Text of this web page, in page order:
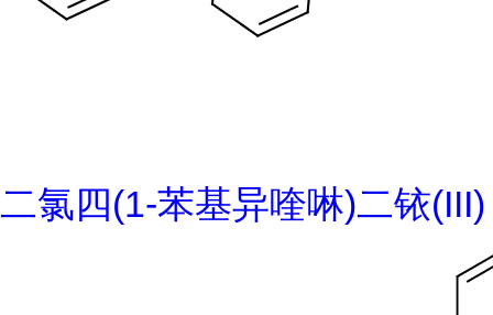
二氯四(1-苯基异喹啉)二铱(III)